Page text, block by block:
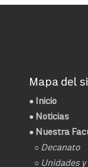
Mapa del
● Inicio
● Noticias
● Nuestra
○ Decanato
○ Unidades